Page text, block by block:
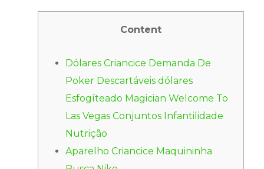
Content
Dólares Criancice Demanda De
Poker Descartáveis ​​dólares
Esfogíteado Magician Welcome To
Las Vegas Conjuntos Infantilidade
Nutrição
Aparelho Criancice Maquininha